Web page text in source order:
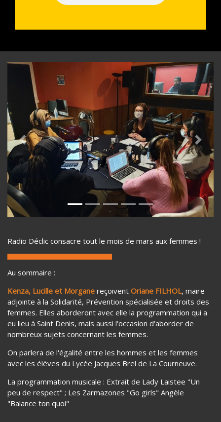
Previous Next
Radio Déclic consacre tout le mois de mars aux femmes !
Au sommaire :
Kenza, Lucille et Morgane reçoivent Oriane FILHOL, maire
adjointe à la Solidarité, Prévention spécialisée et droits des
femmes. Elles aborderont avec elle la programmation qui a
eu lieu à Saint Denis, mais aussi l'occasion d'aborder de
nombreux sujets concernant les femmes.
On parlera de l'égalité entre les hommes et les femmes
avec les élèves du Lycée Jacques Brel de La Courneuve.
La programmation musicale : Extrait de Lady Laistee "Un
peu de respect" ; Les Zarmazones "Go girls" Angèle
"Balance ton quoi"